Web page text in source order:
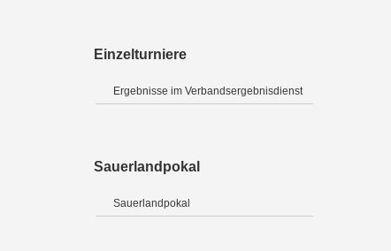
Einzelturniere
Ergebnisse im Verbandsergebnisdienst
Sauerlandpokal
Sauerlandpokal